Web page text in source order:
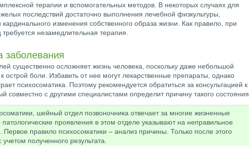
терапии и вспомогательных методов. В некоторых случаях для
последствий достаточно выполнения лечебной физкультуры,
кардинального изменения собственного образа жизни. Как правило, при
незамедлительная терапия.
заболевания
существенно осложняет жизнь человека, поскольку даже небольшой
острой боли. Избавить от нее могут лекарственные препараты, однако
психосоматика. Поэтому рекомендуется обратиться за консультацией к
совместно с другими специалистами определит причину такого состояния.
шейный отдел позвоночника отвечает за многие жизненные
проявления в этом отделе указывают на неправильное
Первое правило психосоматики – анализ причины. Только после этого
полученного результата.